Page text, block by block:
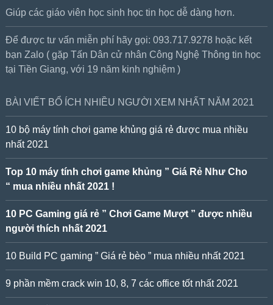
Giúp các giáo viên học sinh học tin học dễ dàng hơn.
Để được tư vấn miễn phí hãy gọi: 093.717.9278 hoặc kết
bạn Zalo ( gặp Tấn Dân cử nhân Công Nghệ Thông tin học
tại Tiền Giang, với 19 năm kinh nghiệm )
BÀI VIẾT BỔ ÍCH NHIỀU NGƯỜI XEM NHẤT NĂM 2021
10 bộ máy tính chơi game khủng giá rẻ được mua nhiều
nhất 2021
Top 10 máy tính chơi game khủng ” Giá Rẻ Như Cho
“ mua nhiều nhất 2021 !
10 PC Gaming giá rẻ ” Chơi Game Mượt ” được nhiều
người thích nhất 2021
10 Build PC gaming ” Giá rẻ bèo ” mua nhiều nhất 2021
9 phần mềm crack win 10, 8, 7 các office tốt nhất 2021